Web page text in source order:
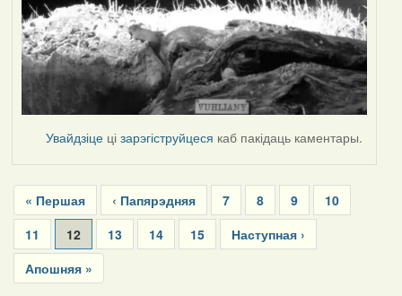
Увайдзіце цізарэгіструйцеся каб пакідаць каментары.
Pagination
First
page
« Першая
Previous
page
‹ Папярэдняя Page
7 Page
8 Page
9 Page
10
Page
11
Current
page
12 Page
13 Page
14 Page
15
Next
page
Наступная ›
Last
page
Апошняя »